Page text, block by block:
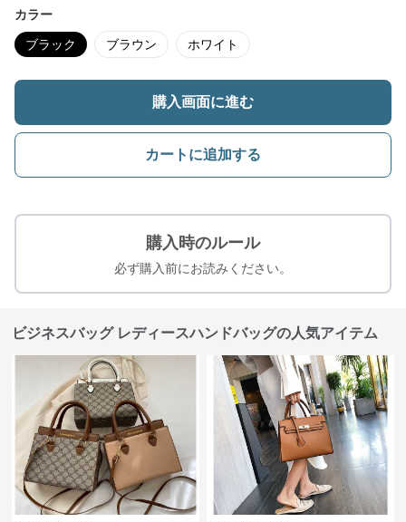
カラー
ブラック ブラウン ホワイト
購入画面に進む
カートに追加する
購入時のルール
必ず購入前にお読みください。
ビジネスバッグ レディースハンドバッグの人気アイテム